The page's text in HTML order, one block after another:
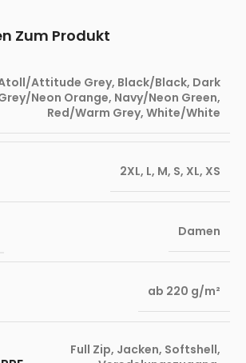
Zum Produkt
Attitude Grey, Black/Black, Dark
Neon Orange, Navy/Neon Green,
Red/Warm Grey, White/White
2XL, L, M, S, XL, XS
Damen
ab 220 g/m²
Full Zip, Jacken, Softshell,